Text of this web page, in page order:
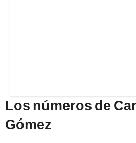
Los números de
Gómez